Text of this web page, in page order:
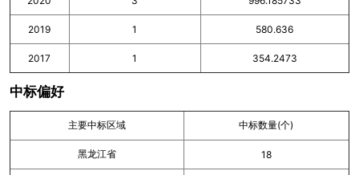
2019 1 580.636
2017 1 354.2473
中标偏好
主要中标区域 中标数量(个)
黑龙江省 18